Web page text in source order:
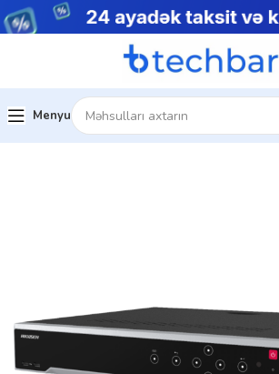
Menyu
Şəbəkə Video Qeydiyyatçıları